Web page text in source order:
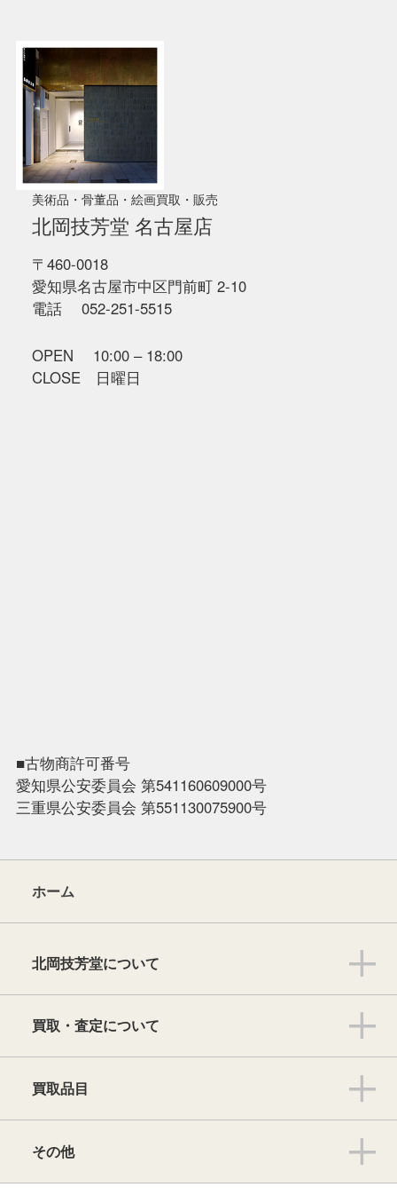
美術品・骨董品・絵画買取・販売
北岡技芳堂 名古屋店
〒460-0018
愛知県名古屋市中区門前町 2-10
電話 052-251-5515
OPEN 10:00 – 18:00
CLOSE 日曜日
■古物商許可番号
愛知県公安委員会 第541160609000号
三重県公安委員会 第551130075900号
ホーム
北岡技芳堂について
買取・査定について
買取品目
その他